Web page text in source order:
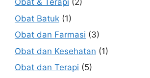
Obat & Terapi (2)
Obat Batuk (1)
Obat dan Farmasi (3)
Obat dan Kesehatan (1)
Obat dan Terapi (5)